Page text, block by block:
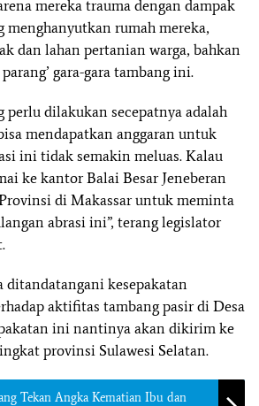
mereka trauma dengan dampak
menghanyutkan rumah mereka,
dan lahan pertanian warga, bahkan
gara-gara tambang ini.
perlu dilakukan secepatnya adalah
mendapatkan anggaran untuk
ini tidak semakin meluas. Kalau
ke kantor Balai Besar Jeneberan
di Makassar untuk meminta
abrasi ini”, terang legislator
ditandatangani kesepakatan
aktifitas tambang pasir di Desa
ini nantinya akan dikirim ke
provinsi Sulawesi Selatan.
Tekan Angka Kematian Ibu dan